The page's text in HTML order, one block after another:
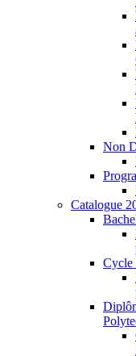
Non
Catalogue
Cycle